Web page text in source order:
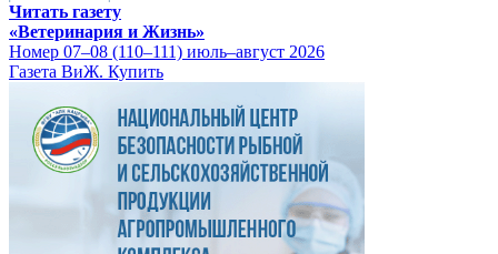
Читать газету
«Ветеринария и Жизнь»
Номер 07–08 (110–111) июль–август 2026
Газета ВиЖ. Купить